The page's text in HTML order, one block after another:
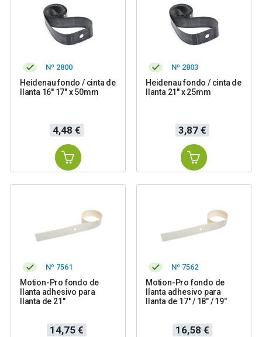
Nº 2800
Heidenau fondo / cinta de
llanta 16'' 17" x 50mm
Precio
4,48 €
Nº 2803
Heidenau fondo / cinta de
llanta 21'' x 25mm
Precio
3,87 €
Nº 7561
Motion-Pro fondo de
llanta adhesivo para
llanta de 21"
Precio
14,75 €
Nº 7562
Motion-Pro fondo de
llanta adhesivo para
llanta de 17'' / 18" / 19"
Precio
16,58 €